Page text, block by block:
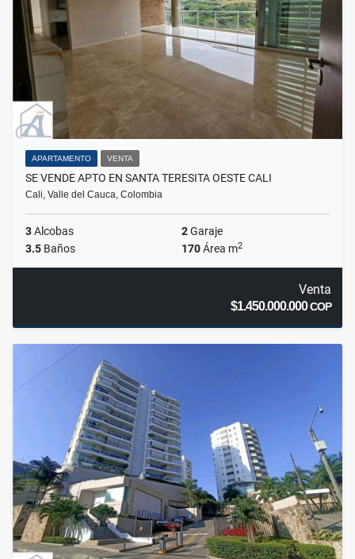
APARTAMENTO VENTA
SE VENDE APTO EN SANTA TERESITA OESTE CALI
Cali, Valle del Cauca, Colombia
3Alcobas 2Garaje
3.5 Baños 170Área m2
Venta
$1.450.000.000COP